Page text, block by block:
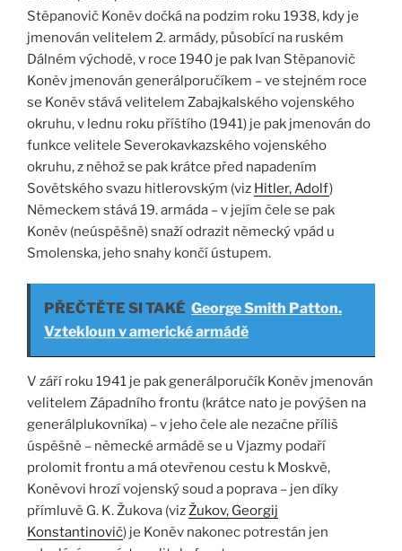
Stěpanovič Koněv dočká na podzim roku 1938, kdy je
jmenován velitelem 2. armády, působící na ruském
Dálném východě, v roce 1940 je pak Ivan Stěpanovič
Koněv jmenován generálporučíkem – ve stejném roce
se Koněv stává velitelem Zabajkalského vojenského
okruhu, v lednu roku příštího (1941) je pak jmenován do
funkce velitele Severokavkazského vojenského
okruhu, z něhož se pak krátce před napadením
Sovětského svazu hitlerovským (viz Hitler, Adolf)
Německem stává 19. armáda – v jejím čele se pak
Koněv (neúspěšně) snaží odrazit německý vpád u
Smolenska, jeho snahy končí ústupem.
PŘEČTĚTE SI TAKÉ George Smith Patton.
Vztekloun v americké armádě
V září roku 1941 je pak generálporučík Koněv jmenován
velitelem Západního frontu (krátce nato je povýšen na
generálplukovníka) – v jeho čele ale nezačne příliš
úspěšně – německé armádě se u Vjazmy podaří
prolomit frontu a má otevřenou cestu k Moskvě,
Koněvovi hrozí vojenský soud a poprava – jen díky
přímluvě G. K. Žukova (vizŽukov, Georgij
Konstantinovič) je Koněv nakonec potrestán jen